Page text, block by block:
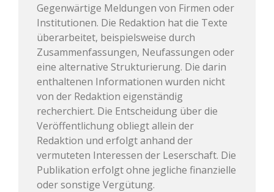
Gegenwärtige Meldungen von Firmen oder
Institutionen. Die Redaktion hat die Texte
überarbeitet, beispielsweise durch
Zusammenfassungen, Neufassungen oder
eine alternative Strukturierung. Die darin
enthaltenen Informationen wurden nicht
von der Redaktion eigenständig
recherchiert. Die Entscheidung über die
Veröffentlichung obliegt allein der
Redaktion und erfolgt anhand der
vermuteten Interessen der Leserschaft. Die
Publikation erfolgt ohne jegliche finanzielle
oder sonstige Vergütung.